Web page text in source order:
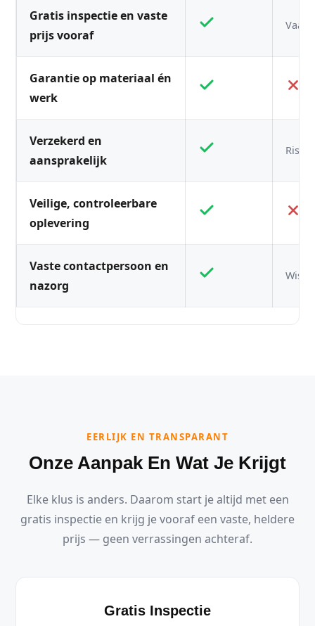
Gratis inspectie en vaste
prijs vooraf
Vaak
Garantie op materiaal én
werk
Verzekerd en
aansprakelijk
Veilige, controleerbare
oplevering
Vaste contactpersoon en
nazorg
EERLIJK EN TRANSPARANT
Onze Aanpak En Wat Je Krijgt
Elke klus is anders. Daarom start je altijd met een
gratis inspectie en krijg je vooraf een vaste, heldere
prijs — geen verrassingen achteraf.
Gratis Inspectie